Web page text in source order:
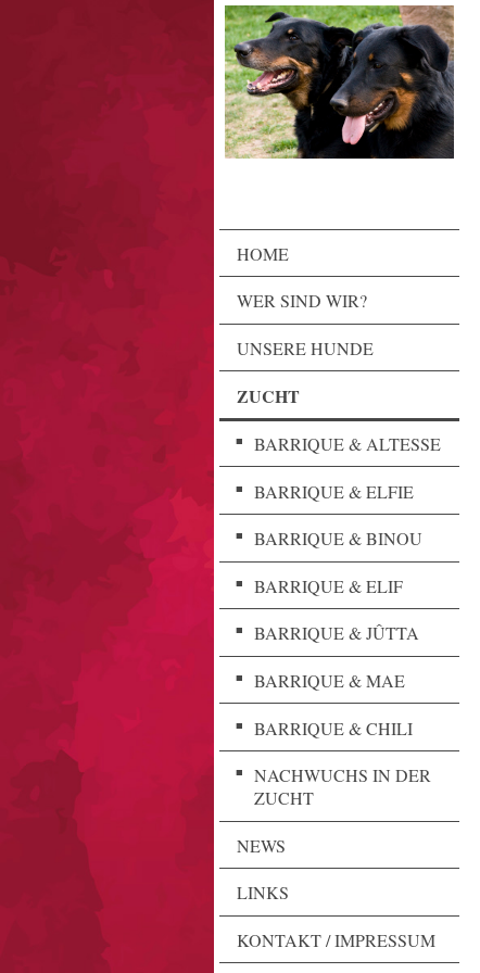
HOME
WER SIND WIR?
UNSERE HUNDE
ZUCHT
BARRIQUE & ALTESSE
BARRIQUE & ELFIE
BARRIQUE & BINOU
BARRIQUE & ELIF
BARRIQUE & JÛTTA
BARRIQUE & MAE
BARRIQUE & CHILI
NACHWUCHS IN DER
ZUCHT
NEWS
LINKS
KONTAKT / IMPRESSUM